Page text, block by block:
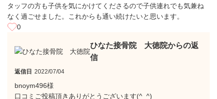
タッフの方も子供を気にかけてくださるので子供連れでも気兼ね
なく過ごせました。これからも通い続けたいと思います。
0
ひなた接骨院 大徳院からの返
信
返信日 2022/07/04
bnoym496様
口コミご投稿頂きありがとうございます(^_^)